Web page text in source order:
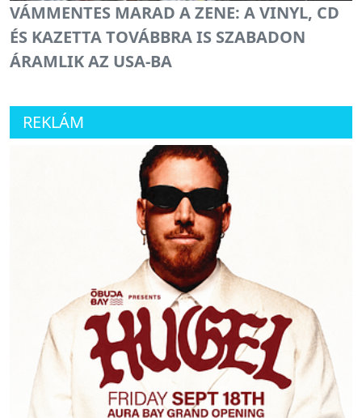
VÁMMENTES MARAD A ZENE: A VINYL, CD
ÉS KAZETTA TOVÁBBRA IS SZABADON
ÁRAMLIK AZ USA-BA
REKLÁM